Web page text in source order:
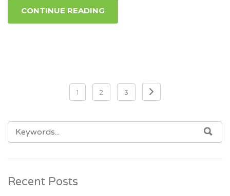
CONTINUE READING
pagination
1 2 3
SEARCH
FOR:
Recent Posts